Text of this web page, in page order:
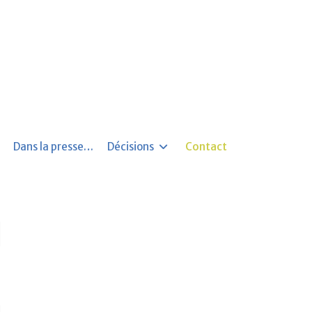
Dans la presse… Décisions Contact